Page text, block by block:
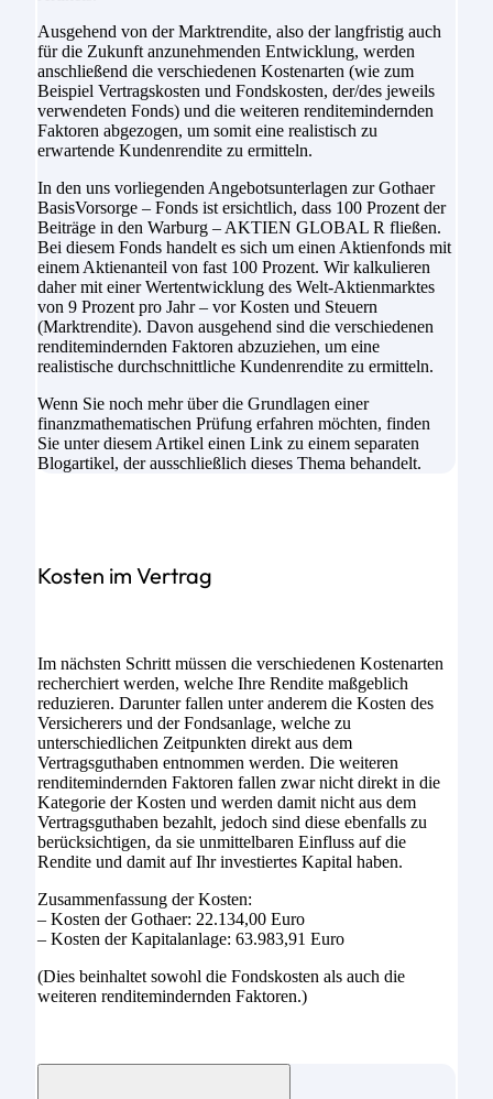
Ausgehend von der Marktrendite, also der langfristig auch
für die Zukunft anzunehmenden Entwicklung, werden
anschließend die verschiedenen Kostenarten (wie zum
Beispiel Vertragskosten und Fondskosten, der/des jeweils
verwendeten Fonds) und die weiteren renditemindernden
Faktoren abgezogen, um somit eine realistisch zu
erwartende Kundenrendite zu ermitteln.
In den uns vorliegenden Angebotsunterlagen zur Gothaer
BasisVorsorge – Fonds ist ersichtlich, dass 100 Prozent der
Beiträge in den Warburg – AKTIEN GLOBAL R fließen.
Bei diesem Fonds handelt es sich um einen Aktienfonds mit
einem Aktienanteil von fast 100 Prozent. Wir kalkulieren
daher mit einer Wertentwicklung des Welt-Aktienmarktes
von 9 Prozent pro Jahr – vor Kosten und Steuern
(Marktrendite). Davon ausgehend sind die verschiedenen
renditemindernden Faktoren abzuziehen, um eine
realistische durchschnittliche Kundenrendite zu ermitteln.
Wenn Sie noch mehr über die Grundlagen einer
finanzmathematischen Prüfung erfahren möchten, finden
Sie unter diesem Artikel einen Link zu einem separaten
Blogartikel, der ausschließlich dieses Thema behandelt.
Kosten im Vertrag
Im nächsten Schritt müssen die verschiedenen Kostenarten
recherchiert werden, welche Ihre Rendite maßgeblich
reduzieren. Darunter fallen unter anderem die Kosten des
Versicherers und der Fondsanlage, welche zu
unterschiedlichen Zeitpunkten direkt aus dem
Vertragsguthaben entnommen werden. Die weiteren
renditemindernden Faktoren fallen zwar nicht direkt in die
Kategorie der Kosten und werden damit nicht aus dem
Vertragsguthaben bezahlt, jedoch sind diese ebenfalls zu
berücksichtigen, da sie unmittelbaren Einfluss auf die
Rendite und damit auf Ihr investiertes Kapital haben.
Zusammenfassung der Kosten:
– Kosten der Gothaer: 22.134,00 Euro
– Kosten der Kapitalanlage: 63.983,91 Euro
(Dies beinhaltet sowohl die Fondskosten als auch die
weiteren renditemindernden Faktoren.)